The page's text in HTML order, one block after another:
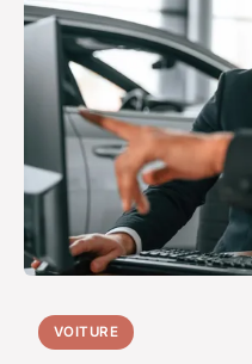
VOITURE